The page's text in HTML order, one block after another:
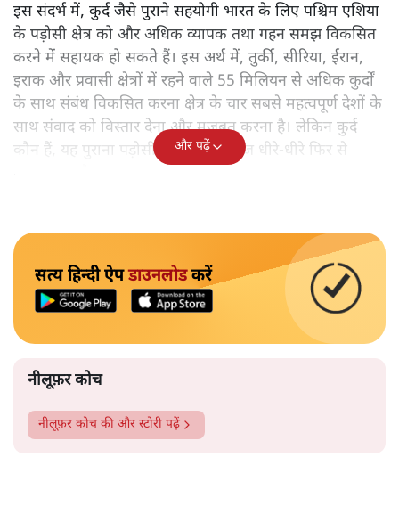
इस संदर्भ में, कुर्द जैसे पुराने सहयोगी भारत के लिए पश्चिम एशिया
के पड़ोसी क्षेत्र को और अधिक व्यापक तथा गहन समझ विकसित
करने में सहायक हो सकते हैं। इस अर्थ में, तुर्की, सीरिया, ईरान,
इराक और प्रवासी क्षेत्रों में रहने वाले 55 मिलियन से अधिक कुर्दों
के साथ संबंध विकसित करना क्षेत्र के चार सबसे महत्वपूर्ण देशों के
साथ संवाद को विस्तार देना और मजबूत करना है। लेकिन कुर्द
कौन हैं, यह पुराना पड़ोसी जिसे भारत आज धीरे-धीरे फिर से
और पढ़ें
सत्य हिन्दी ऐपडाउनलोडकरें
नीलूफ़र कोच
नीलूफ़र कोच की और स्टोरी पढ़ें